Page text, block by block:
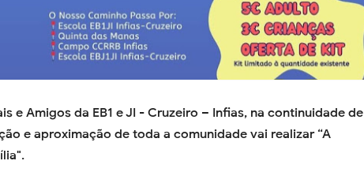
e Amigos da EB1 e JI - Cruzeiro – Infias, na continuidade de
e aproximação de toda a comunidade vai realizar “A